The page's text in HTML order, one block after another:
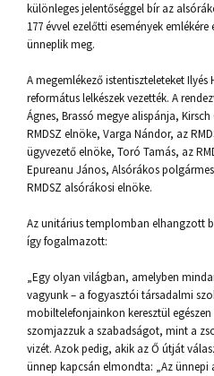
különleges jelentőséggel bír az
177 évvel ezelőtti események
ünneplik meg.
A megemlékező istentiszteleteket Ilyés
református lelkészek vezették. A
Ágnes, Brassó megye alispánja,
RMDSZ elnöke, Varga Nándor, az
ügyvezető elnöke, Toró Tamás, az
Epureanu János, Alsórákos
RMDSZ alsórákosi elnöke.
Az unitárius templomban elhangzott
így fogalmazott:
„Egy olyan világban, amelyben
vagyunk – a fogyasztói társadalmi
mobiltelefonjainkon keresztül
szomjazzuk a szabadságot, mint a
vizét. Azok pedig, akik az Ő útját
ünnep kapcsán elmondta: „Az